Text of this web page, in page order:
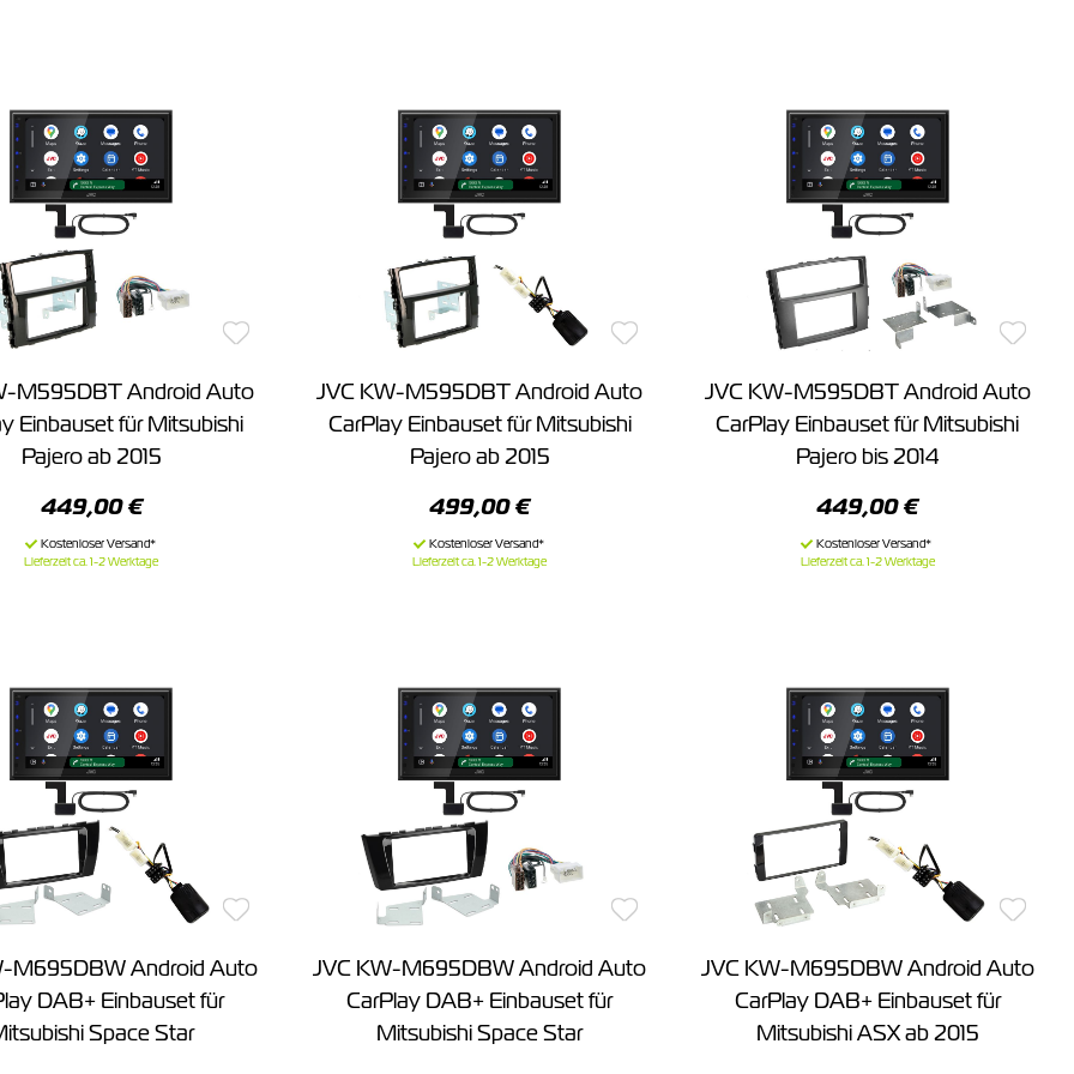
M595DBT Android Auto
Einbauset für Mitsubishi
Pajero ab 2015
449,00 €
Lieferzeit ca. 1-2 Werktage
JVC KW-M595DBT Android Auto
CarPlay Einbauset für Mitsubishi
Pajero ab 2015
499,00 €
Lieferzeit ca. 1-2 Werktage
JVC KW-M595DBT Android Auto
CarPlay Einbauset für Mitsubishi
Pajero bis 2014
449,00 €
Lieferzeit ca. 1-2 Werktage
M695DBW Android Auto
DAB+ Einbauset für
Space Star
JVC KW-M695DBW Android Auto
CarPlay DAB+ Einbauset für
Mitsubishi Space Star
JVC KW-M695DBW Android Auto
CarPlay DAB+ Einbauset für
Mitsubishi ASX ab 2015